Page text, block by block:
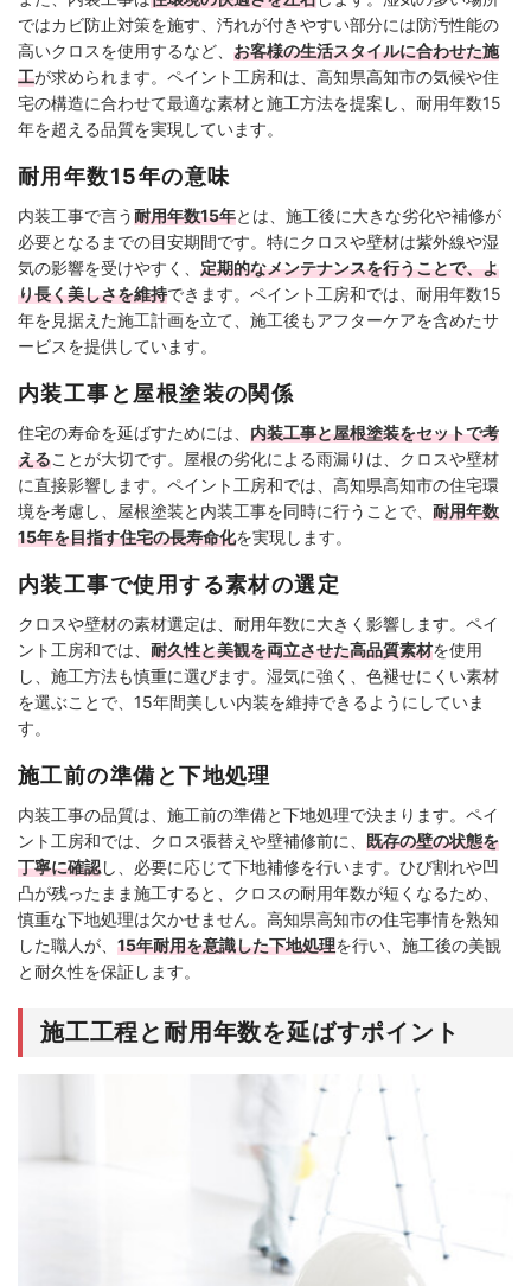
ではカビ防止対策を施す、汚れが付きやすい部分には防汚性能の
高いクロスを使用するなど、 お客様の生活スタイルに合わせた施
工が求められます。ペイント工房和は、高知県高知市の気候や住
宅の構造に合わせて最適な素材と施工方法を提案し、耐用年数15
年を超える品質を実現しています。
耐用年数15年の意味
内装工事で言う耐用年数15年とは、施工後に大きな劣化や補修が
必要となるまでの目安期間です。特にクロスや壁材は紫外線や湿
気の影響を受けやすく、 定期的なメンテナンスを行うことで、よ
り長く美しさを維持できます。ペイント工房和では、耐用年数15
年を見据えた施工計画を立て、施工後もアフターケアを含めたサ
ービスを提供しています。
内装工事と屋根塗装の関係
住宅の寿命を延ばすためには、 内装工事と屋根塗装をセットで考
えることが大切です。屋根の劣化による雨漏りは、クロスや壁材
に直接影響します。ペイント工房和では、高知県高知市の住宅環
境を考慮し、屋根塗装と内装工事を同時に行うことで、 耐用年数
15年を目指す住宅の長寿命化を実現します。
内装工事で使用する素材の選定
クロスや壁材の素材選定は、耐用年数に大きく影響します。ペイ
ント工房和では、 耐久性と美観を両立させた高品質素材を使用
し、施工方法も慎重に選びます。湿気に強く、色褪せにくい素材
を選ぶことで、15年間美しい内装を維持できるようにしていま
す。
施工前の準備と下地処理
内装工事の品質は、施工前の準備と下地処理で決まります。ペイ
ント工房和では、クロス張替えや壁補修前に、 既存の壁の状態を
丁寧に確認し、必要に応じて下地補修を行います。ひび割れや凹
凸が残ったまま施工すると、クロスの耐用年数が短くなるため、
慎重な下地処理は欠かせません。高知県高知市の住宅事情を熟知
した職人が、 15年耐用を意識した下地処理を行い、施工後の美観
と耐久性を保証します。
施工工程と耐用年数を延ばすポイント